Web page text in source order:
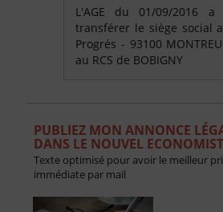
L'AGE du 01/09/2016
transférer le siège social
Progrés - 93100
au RCS de BOBIGNY
PUBLIEZ MON ANNONCE
DANS LE NOUVEL
Texte optimisé pour avoir le meilleur
immédiate par mail